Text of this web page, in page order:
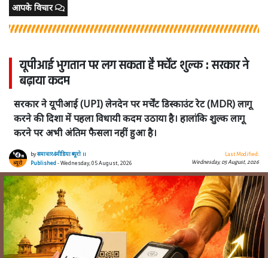
आपके विचार
यूपीआई भुगतान पर लग सकता है मर्चेंट शुल्क : सरकार ने
बढ़ाया कदम
सरकार ने यूपीआई (UPI) लेनदेन पर मर्चेंट डिस्काउंट रेट (MDR) लागू
करने की दिशा में पहला विधायी कदम उठाया है। हालांकि शुल्क लागू
करने पर अभी अंतिम फैसला नहीं हुआ है।
byसमाचार4मीडिया ब्यूरो ।।
Published- Wednesday, 05 August, 2026
Last Modified:
Wednesday, 05 August, 2026